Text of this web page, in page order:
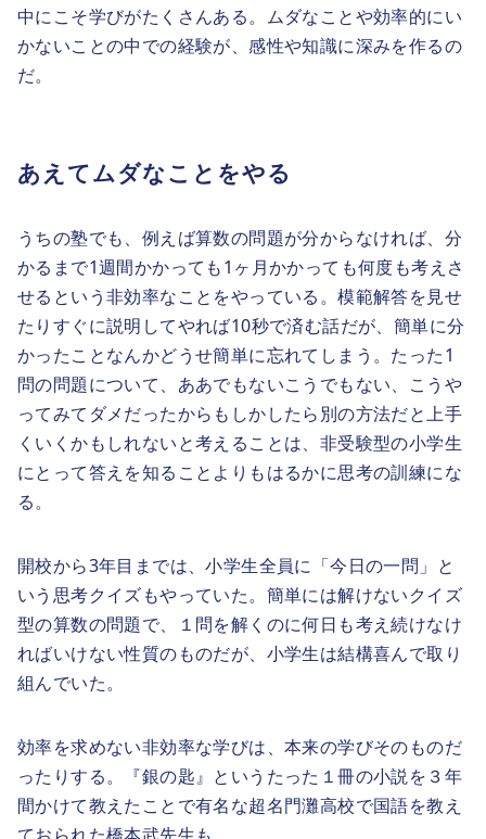
中にこそ学びがたくさんある。ムダなことや効率的にい
かないことの中での経験が、感性や知識に深みを作るの
だ。
あえてムダなことをやる
うちの塾でも、例えば算数の問題が分からなければ、分
かるまで1週間かかっても1ヶ月かかっても何度も考えさ
せるという非効率なことをやっている。模範解答を見せ
たりすぐに説明してやれば10秒で済む話だが、簡単に分
かったことなんかどうせ簡単に忘れてしまう。たった1
問の問題について、ああでもないこうでもない、こうや
ってみてダメだったからもしかしたら別の方法だと上手
くいくかもしれないと考えることは、非受験型の小学生
にとって答えを知ることよりもはるかに思考の訓練にな
る。
開校から3年目までは、小学生全員に「今日の一問」と
いう思考クイズもやっていた。簡単には解けないクイズ
型の算数の問題で、１問を解くのに何日も考え続けなけ
ればいけない性質のものだが、小学生は結構喜んで取り
組んでいた。
効率を求めない非効率な学びは、本来の学びそのものだ
ったりする。『銀の匙』というたった１冊の小説を３年
間かけて教えたことで有名な超名門灘高校で国語を教え